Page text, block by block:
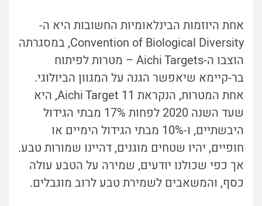
אחת היוזמות הבינלאומיות החשובות היא ה-
Convention of Biological Diversity, במסגרתה
הוצבו ה-Aichi Targets – מטרות לפיתוח
בר-קיימא שיאפשר הגנה על המגוון הביולוגי.
אחת המטרות, הנקראת Aichi Target 11, היא
שעד השנה 2020 לפחות 17% מבתי הגידול
היבשתיים, ו-10% מבתי הגידול הימיים או
חופיים, יהיו שטחים מוגנים, דהיינו שמורות טבע.
אך כפי שכולנו יודעים, שמירה על הטבע עולה
כסף, והמשאבים לשמירת טבע לרוב מוגבלים.